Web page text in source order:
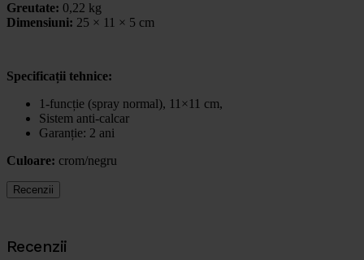
Greutate: 0,22 kg
Dimensiuni: 25 × 11 × 5 cm
Specificații tehnice:
1-funcție (spray normal), 11×11 cm,
Sistem anti-calcar
Garanție: 2 ani
Culoare: crom/negru
Recenzii
Recenzii